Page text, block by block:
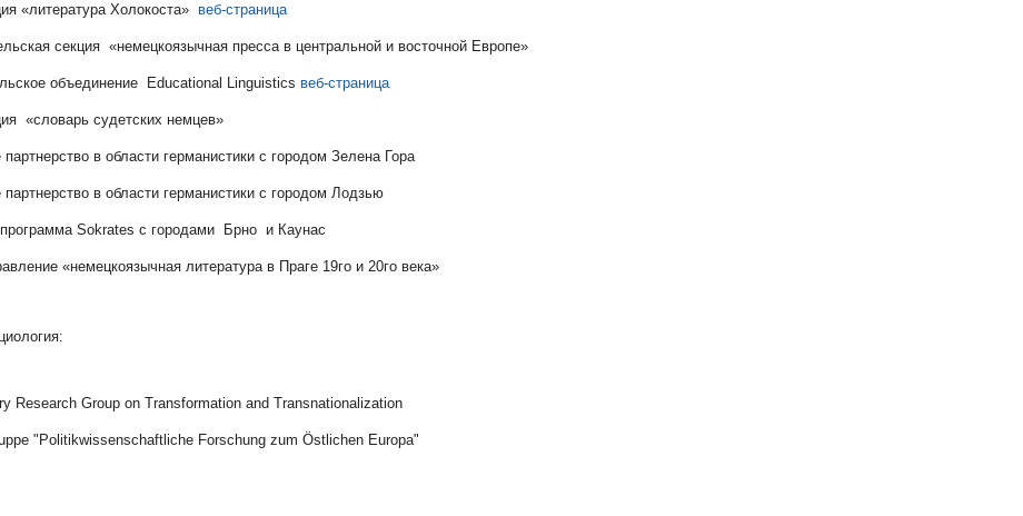
«литература Холокоста» веб-страница
секция «немецкоязычная пресса в центральной и восточной Европе»
объединение Educational Linguistics веб-страница
«словарь судетских немцев»
партнерство в области германистики с городом Зелена Гора
партнерство в области германистики с городом Лодзью
программа Sokrates с городами Брно и Каунас
«немецкоязычная литература в Праге 19го и 20го века»
Research Group on Transformation and Transnationalization
"Politikwissenschaftliche Forschung zum Östlichen Europa"